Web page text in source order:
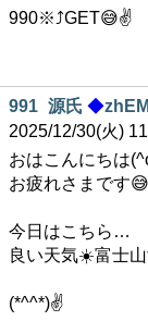
990※⤴️GET😅✌️
991 源氏 ◆
2025/12/30(火)
おはこんにちは
お疲れさまです
今日はこちら…
良い天気☀️富士山
(*^^*)✌️